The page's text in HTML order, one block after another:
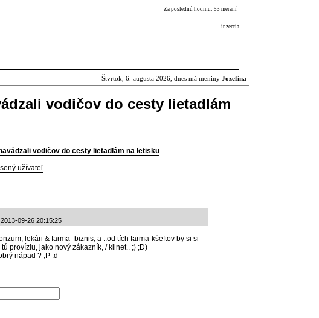
Za poslednú hodinu: 53 meraní
inzercia
Štvrtok, 6. augusta 2026, dnes má meniny Jozefína
vodičov do cesty lietadlám
vodičov do cesty lietadlám na letisku
užívateľ.
09-26 20:15:25
lekári & farma- biznis, a ..od tích farma-kšeftov by si si
províziu, jako nový zákazník, / klinet.. ;) ;D)
nápad ? ;P :d